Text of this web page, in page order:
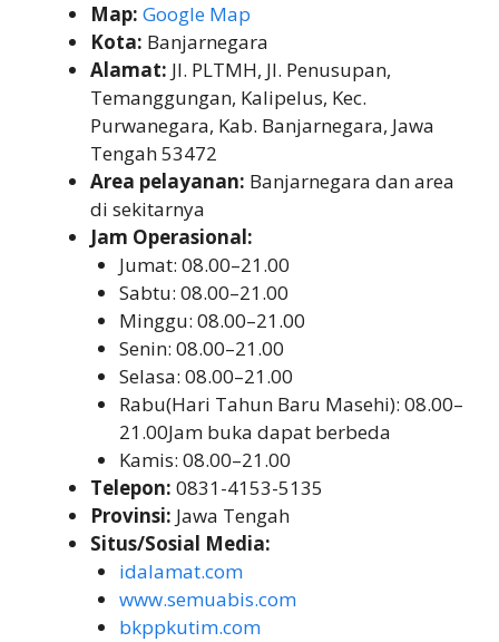
Map: Google Map
Kota: Banjarnegara
Alamat: Jl. PLTMH, Jl. Penusupan,
Temanggungan, Kalipelus, Kec.
Purwanegara, Kab. Banjarnegara, Jawa
Tengah 53472
Area pelayanan: Banjarnegara dan area
di sekitarnya
Jam Operasional:
Jumat: 08.00–21.00
Sabtu: 08.00–21.00
Minggu: 08.00–21.00
Senin: 08.00–21.00
Selasa: 08.00–21.00
Rabu(Hari Tahun Baru Masehi): 08.00–
21.00Jam buka dapat berbeda
Kamis: 08.00–21.00
Telepon: 0831-4153-5135
Provinsi: Jawa Tengah
Situs/Sosial Media:
idalamat.com
www.semuabis.com
bkppkutim.com